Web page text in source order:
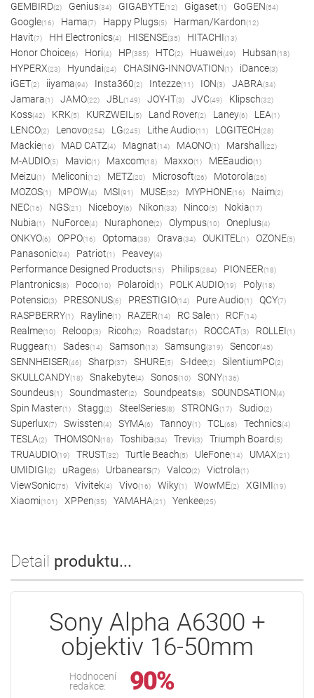
GEMBIRD(2) Genius(34) GIGABYTE(12) Gigaset(1) GoGEN(54)
Google(16) Hama(7) Happy Plugs(5) Harman/Kardon(12)
Havit(7) HH Electronics(4) HISENSE(35) HITACHI(13)
Honor Choice(6) Hori(4) HP(385) HTC(2) Huawei(49) Hubsan(18)
HYPERX(23) Hyundai(24) CHASING-INNOVATION(1) iDance(3)
iGET(2) iiyama(94) Insta360(2) Intezze(11) ION(3) JABRA(34)
Jamara(1) JAMO(22) JBL (149) JOY-IT(3) JVC(49) Klipsch(32)
Koss(42) KRK(5) KURZWEIL (5) Land Rover(2) Laney(6) LEA(1)
LENCO(2) Lenovo(254) LG(245) Lithe Audio(11) LOGITECH(28)
Mackie(16) MAD CATZ(4) Magnat(14) MAONO(1) Marshall (22)
M-AUDIO(5) Mavic(1) Maxcom(18) Maxxo(1) MEEaudio(1)
Meizu(1) Meliconi(12) METZ(20) Microsoft(26) Motorola(26)
MOZOS(1) MPOW(4) MSI(91) MUSE(32) MYPHONE(16) Naim(2)
NEC(16) NGS(21) Niceboy(6) Nikon(33) Ninco(5) Nokia(17)
Nubia(1) NuForce(4) Nuraphone(2) Olympus(10) Oneplus(4)
ONKYO(6) OPPO(16) Optoma(38) Orava(34) OUKITEL (1) OZONE(5)
Panasonic(94) Patriot(1) Peavey(4)
Performance Designed Products(15) Philips(284) PIONEER(18)
Plantronics(8) Poco(10) Polaroid(1) POLK AUDIO(19) Poly(18)
Potensic(3) PRESONUS(6) PRESTIGIO(14) Pure Audio(1) QCY(7)
RASPBERRY(1) Rayline(1) RAZER(14) RC Sale(1) RCF(14)
Realme(10) Reloop(3) Ricoh(2) Roadstar(1) ROCCAT(3) ROLLEI(1)
Ruggear(1) Sades(14) Samson(13) Samsung(319) Sencor(45)
SENNHEISER(46) Sharp(37) SHURE(5) S-Idee(2) SilentiumPC(2)
SKULLCANDY(18) Snakebyte(4) Sonos(10) SONY(136)
Soundeus(1) Soundmaster(2) Soundpeats(8) SOUNDSATION(4)
Spin Master(1) Stagg(2) SteelSeries(8) STRONG(17) Sudio(2)
Superlux(7) Swissten(4) SYMA(6) Tannoy(1) TCL (68) Technics(4)
TESLA(2) THOMSON(18) Toshiba(34) Trevi(3) Triumph Board(5)
TRUAUDIO(19) TRUST(32) Turtle Beach(5) UleFone(14) UMAX(21)
UMIDIGI(2) uRage(6) Urbanears(7) Valco(2) Victrola(1)
ViewSonic(75) Vivitek(4) Vivo(16) Wiky(1) WowME(2) XGIMI(19)
Xiaomi(101) XPPen(35) YAMAHA(21) Yenkee(25)
Detail produktu...
Sony Alpha A6300 +
objektiv 16-50mm
Hodnocení
redakce:
90%